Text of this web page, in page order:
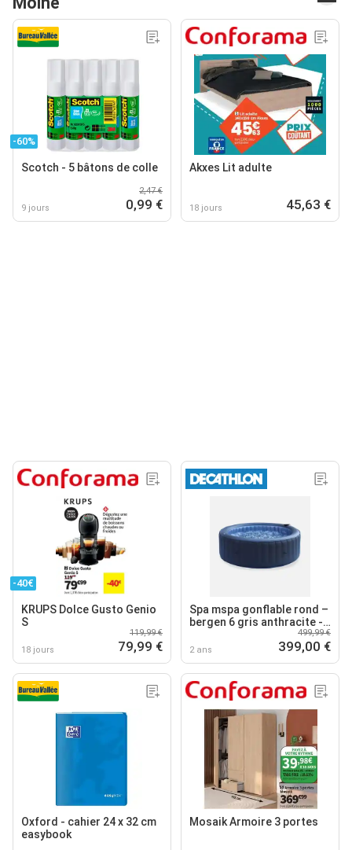
-60%
Scotch - 5 bâtons de colle
9 jours
2,47 €
0,99 €
Akxes Lit adulte
18 jours 45,63 €
-40€
KRUPS Dolce Gusto Genio
S
18 jours
119,99 €
79,99 €
Spa mspa gonflable rond –
bergen 6 gris anthracite -
spa gonflable 6 personnes
2 ans
499,99 €
399,00 €
Oxford - cahier 24 x 32 cm
easybook
Mosaik Armoire 3 portes